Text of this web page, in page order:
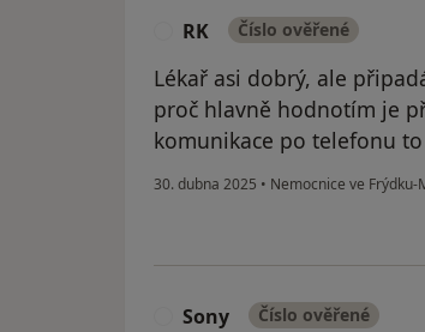
RK Číslo ověřené
Lékař asi dobrý, ale
proč hlavně hodnotím je
komunikace po telefonu
30. dubna 2025 • Nemocnice ve Frýdku-
Sony Číslo ověřené